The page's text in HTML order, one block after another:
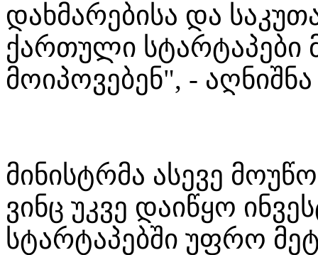
დახმარებისა და
ქართული
მოიპოვებენ", -
მინისტრმა ასევე
ვინც უკვე დაიწყო
სტარტაპებში უფრო